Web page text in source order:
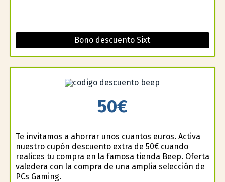
Bono descuento Sixt
50€
Te invitamos a ahorrar unos cuantos euros. Activa
nuestro cupón descuento extra de 50€ cuando
realices tu compra en la famosa tienda Beep. Oferta
valedera con la compra de una amplia selección de
PCs Gaming.